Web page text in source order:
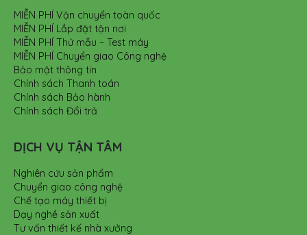
MIỄN PHÍ Vận chuyển toàn quốc
MIỄN PHÍ Lắp đặt tận nơi
MIỄN PHÍ Thử mẫu – Test máy
MIỄN PHÍ Chuyển giao Công nghệ
Bảo mật thông tin
Chính sách Thanh toán
Chính sách Bảo hành
Chính sách Đổi trả
DỊCH VỤ TẬN TÂM
Nghiên cứu sản phẩm
Chuyển giao công nghệ
Chế tạo máy thiết bị
Dạy nghề sản xuất
Tư vấn thiết kế nhà xưởng